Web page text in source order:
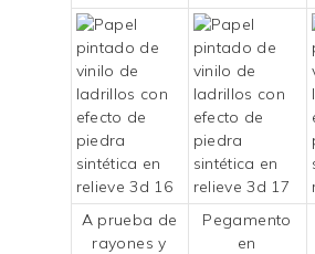
A prueba de
rayones y
Pegamento
en